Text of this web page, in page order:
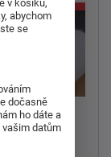
Froté
v košíku,
abychom
se
dočasně
ho dáte a
vašim datům